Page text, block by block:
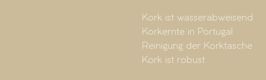
Kork ist wasserabweisend
Korkernte in Portugal
Reinigung der Korktasche
Kork ist robust